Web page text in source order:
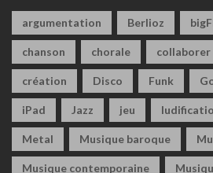
argumentation Berlioz
chanson chorale collaborer
création Disco Funk
iPad Jazz jeu
Metal Musique baroque
Musique contemporaine